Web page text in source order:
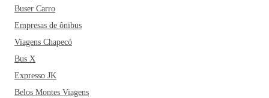
Buser Carro
Empresas de ônibus
Viagens Chapecó
Bus X
Expresso JK
Belos Montes Viagens